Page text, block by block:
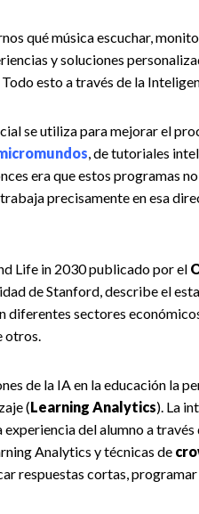
qué música escuchar,
y soluciones
esto a través de la
se utiliza para mejorar el
, de tutoriales
era que estos programas
precisamente en esa
Life in 2030 publicado por el
de Stanford, describe el
diferentes sectores
otros.
de la IA en la educación la
(Learning Analytics). La
experiencia del alumno a
Analytics y técnicas de
respuestas cortas,